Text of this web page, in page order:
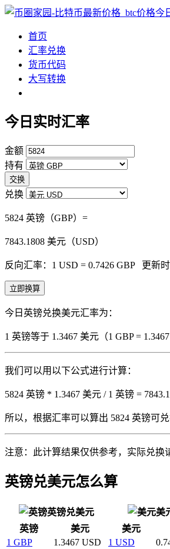
首页
汇率兑换
货币代码
大写转换
今日实时汇率
金额
持有
交换
兑换
5824 英镑（GBP）=
7843.1808 美元（USD）
反向汇率：1 USD = 0.7426 GBP 更新
立即换算
今日英镑兑换美元汇率为：
1 英镑等于 1.3467 美元（1 GBP =
我们可以用以下公式进行计算：
5824 英镑 * 1.3467 美元 / 1 英镑 =
所以，根据汇率可以算出 5824 英镑可兑
注意：此计算结果仅供参考，实际兑换
英镑兑美元怎么算
英镑兑美元
美
英镑
美元 美元
1 GBP
1.3467 USD 1 USD